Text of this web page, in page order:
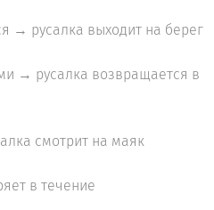
→ русалка выходит на берег
→ русалка возвращается в
смотрит на маяк
в течение